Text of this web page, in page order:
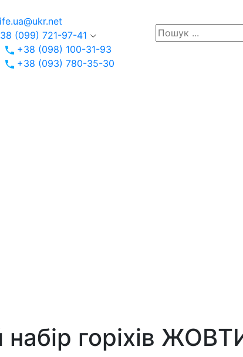
(099) 721-97-41
+38 (098) 100-31-93
+38 (093) 780-35-30
горіхів